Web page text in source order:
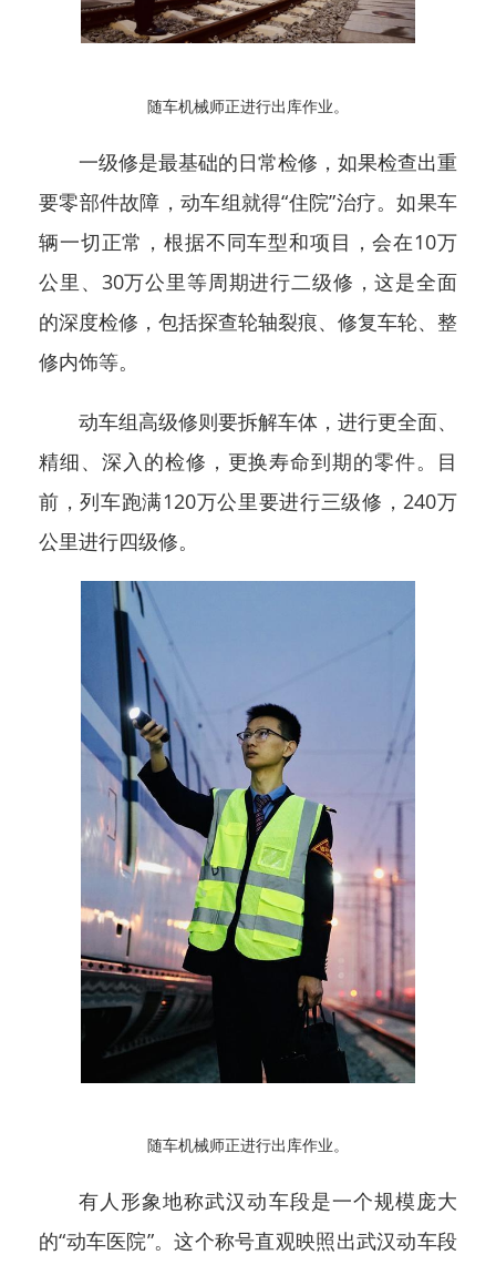
随车机械师正进行出库作业。
一级修是最基础的日常检修，如果检查出重
要零部件故障，动车组就得“住院”治疗。如果车
辆一切正常，根据不同车型和项目，会在10万
公里、30万公里等周期进行二级修，这是全面
的深度检修，包括探查轮轴裂痕、修复车轮、整
修内饰等。
动车组高级修则要拆解车体，进行更全面、
精细、深入的检修，更换寿命到期的零件。目
前，列车跑满120万公里要进行三级修，240万
公里进行四级修。
随车机械师正进行出库作业。
有人形象地称武汉动车段是一个规模庞大
的“动车医院”。这个称号直观映照出武汉动车段